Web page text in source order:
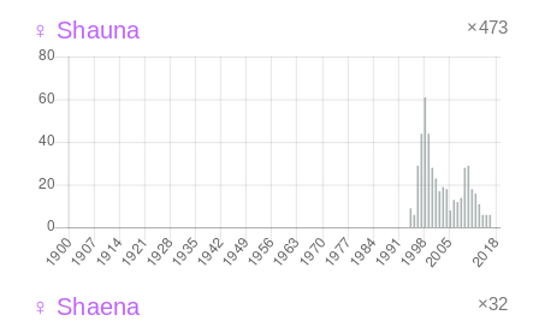
♀ Shauna ×473
♀ Shaena ×32